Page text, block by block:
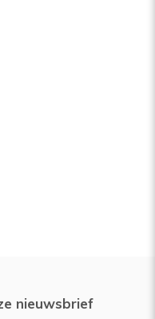
nieuwsbrief